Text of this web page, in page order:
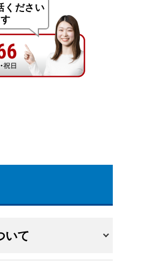
ください
いて